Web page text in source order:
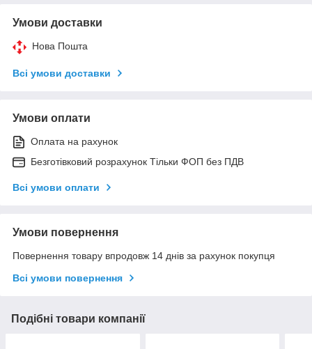
Умови доставки
Нова Пошта
Всі умови доставки
Умови оплати
Оплата на рахунок
Безготівковий розрахунок Тільки ФОП без ПДВ
Всі умови оплати
Умови повернення
Повернення товару впродовж 14 днів за рахунок покупця
Всі умови повернення
Подібні товари компанії